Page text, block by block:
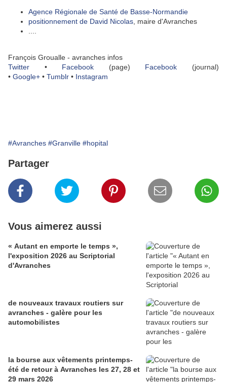
Agence Régionale de Santé de Basse-Normandie
positionnement de David Nicolas , maire d'Avranches
François Groualle - avranches infos
Twitter • Facebook (page) Facebook (journal)
• Google+ • Tumblr • Instagram
#Avranches #Granville #hopital
Partager
Vous aimerez aussi
« Autant en emporte le temps »,
l'exposition 2026 au Scriptorial
d'Avranches
de nouveaux travaux routiers sur
avranches - galère pour les
automobilistes
la bourse aux vêtements printemps-
été de retour à Avranches les 27, 28 et
29 mars 2026